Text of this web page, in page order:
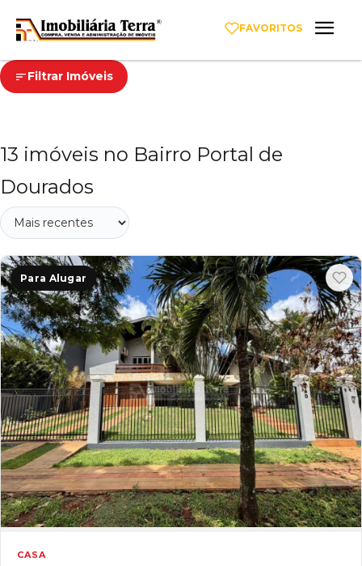
FAVORITOS
Filtrar Imóveis
13 imóveis no Bairro Portal de
Dourados
Para Alugar
CASA